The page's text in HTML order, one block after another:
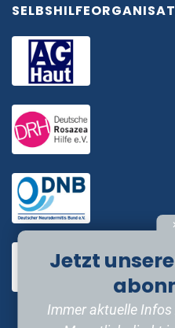
Jetzt
Immer aktuelle